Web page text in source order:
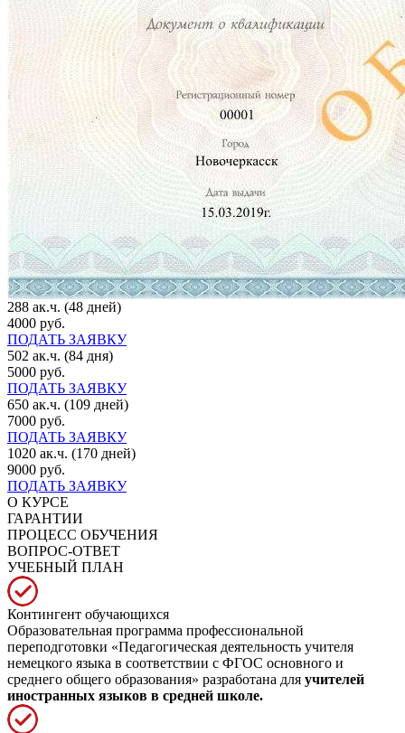
288 ак.ч. (48 дней)
4000 руб.
ПОДАТЬ ЗАЯВКУ
502 ак.ч. (84 дня)
5000 руб.
ПОДАТЬ ЗАЯВКУ
650 ак.ч. (109 дней)
7000 руб.
ПОДАТЬ ЗАЯВКУ
1020 ак.ч. (170 дней)
9000 руб.
ПОДАТЬ ЗАЯВКУ
О КУРСЕ
ГАРАНТИИ
ПРОЦЕСС ОБУЧЕНИЯ
ВОПРОС-ОТВЕТ
УЧЕБНЫЙ ПЛАН
Контингент обучающихся
Образовательная программа профессиональной
переподготовки «Педагогическая деятельность учителя
немецкого языка в соответствии с ФГОС основного и
среднего общего образования» разработана для учителей
иностранных языков в средней школе.